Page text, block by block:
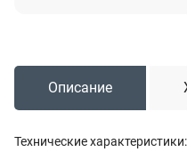
Описание
Технические характеристики: